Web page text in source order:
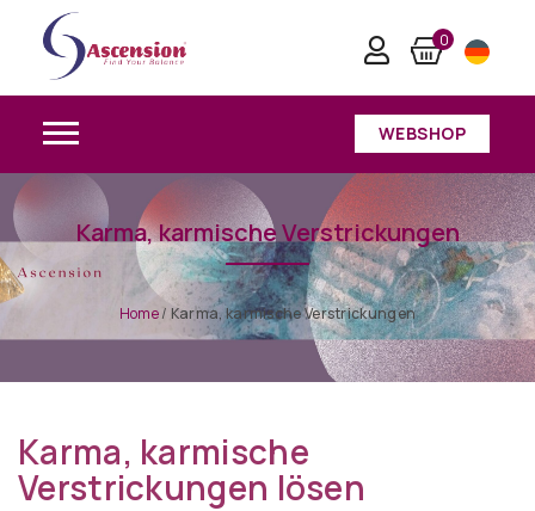
0
WEBSHOP
Karma, karmische Verstrickungen
Home/ Karma, karmische Verstrickungen
Karma, karmische
Verstrickungen lösen